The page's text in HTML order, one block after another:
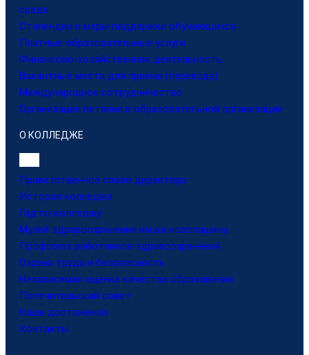
среда
Стипендии и меры поддержки обучающихся
Платные образовательные услуги
Финансово-хозяйственная деятельность
Вакантные места для приема (перевода)
Международное сотрудничество
Организация питания в образовательной организации
О КОЛЛЕДЖЕ
Приветственное слово директора
История колледжа
Гид по колледжу
Музей здравоохранения им.а.к.новопашина
Профсоюз работников здравоохранения
Охрана труда и безопасность
Независимая оценка качества образования
Попечительский совет
Наши достижения
Контакты